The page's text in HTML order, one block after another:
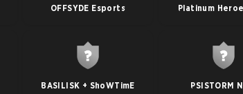
OFFSYDE Esports Platinum
BASILISK + ShoWTimE PSISTORM